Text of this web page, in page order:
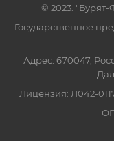
© 2023.
Государственное
Адрес: 670047,
Лицензия: Л042-